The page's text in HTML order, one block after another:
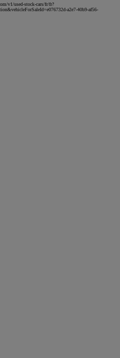
v1/used-stock-cars/fr/fr?
a2e7-40b9-af56-